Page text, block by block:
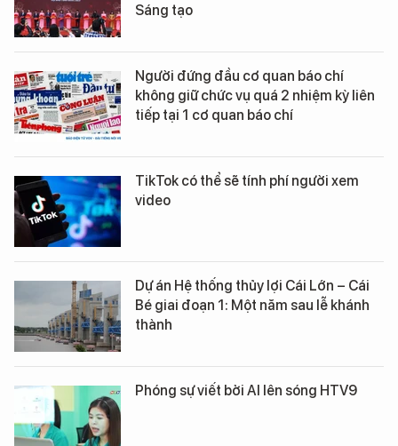
Sáng tạo
Người đứng đầu cơ quan báo chí
không giữ chức vụ quá 2 nhiệm kỳ liên
tiếp tại 1 cơ quan báo chí
TikTok có thể sẽ tính phí người xem
video
Dự án Hệ thống thủy lợi Cái Lớn – Cái
Bé giai đoạn 1: Một năm sau lễ khánh
thành
Phóng sự viết bởi AI lên sóng HTV9